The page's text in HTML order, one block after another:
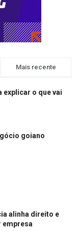
Mais recente
explicar o que vai
goiano
alinha direito e
empresa